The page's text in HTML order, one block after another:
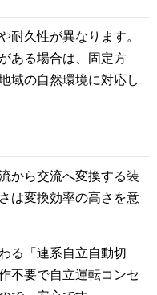
耐久性が異なります。
ある場合は、固定方
域の自然環境に対応し
から交流へ変換する装
は変換効率の高さを意
る「連系自立自動切
不要で自立運転コンセ